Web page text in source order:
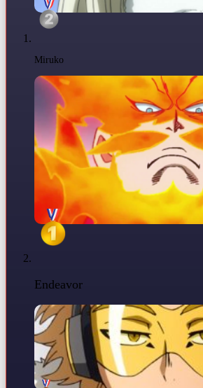
Miruko
Endeavor